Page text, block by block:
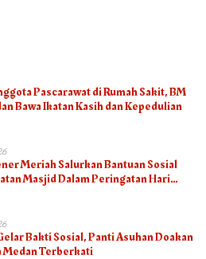
Pascarawat di Rumah Sakit, BM
Bawa Ikatan Kasih dan Kepedulian
Meriah Salurkan Bantuan Sosial
Masjid Dalam Peringatan Hari
Bakti Sosial, Panti Asuhan Doakan
Medan Terberkati